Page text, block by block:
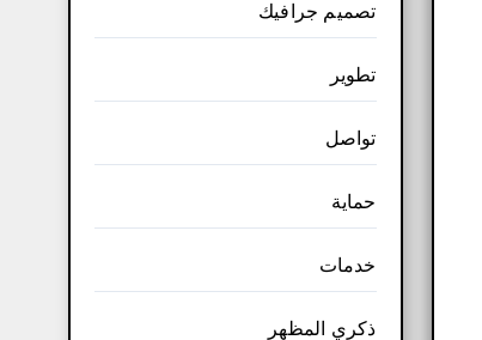
تصميم جرافيك
تطوير
تواصل
حماية
خدمات
ذكري المظهر